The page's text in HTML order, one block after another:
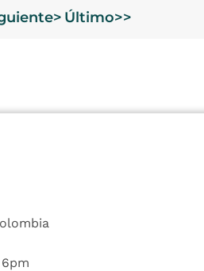
Último>>